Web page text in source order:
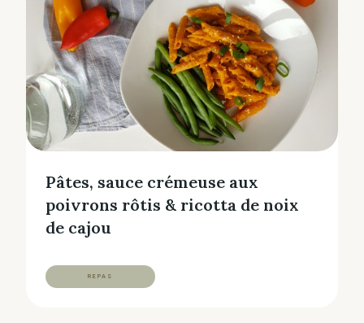
Pâtes, sauce crémeuse aux
poivrons rôtis & ricotta de noix
de cajou
REPAS